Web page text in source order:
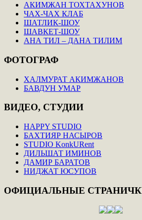
АКИМЖАН ТОХТАХУНОВ
ЧАХ-ЧАХ КЛАБ
ШАТЛИК-ШОУ
ШАВКЕТ-ШОУ
АНА ТИЛ – ДАНА ТИЛИМ
ФОТОГРАФ
ХАЛМУРАТ АКИМЖАНОВ
БАВДУН УМАР
ВИДЕО, СТУДИИ
HAPPY STUDIO
БАХТИЯР НАСЫРОВ
STUDIO KonkURent
ДИЛЬШАТ ИМИНОВ
ДАМИР БАРАТОВ
НИДЖАТ ЮСУПОВ
ОФИЦИАЛЬНЫЕ